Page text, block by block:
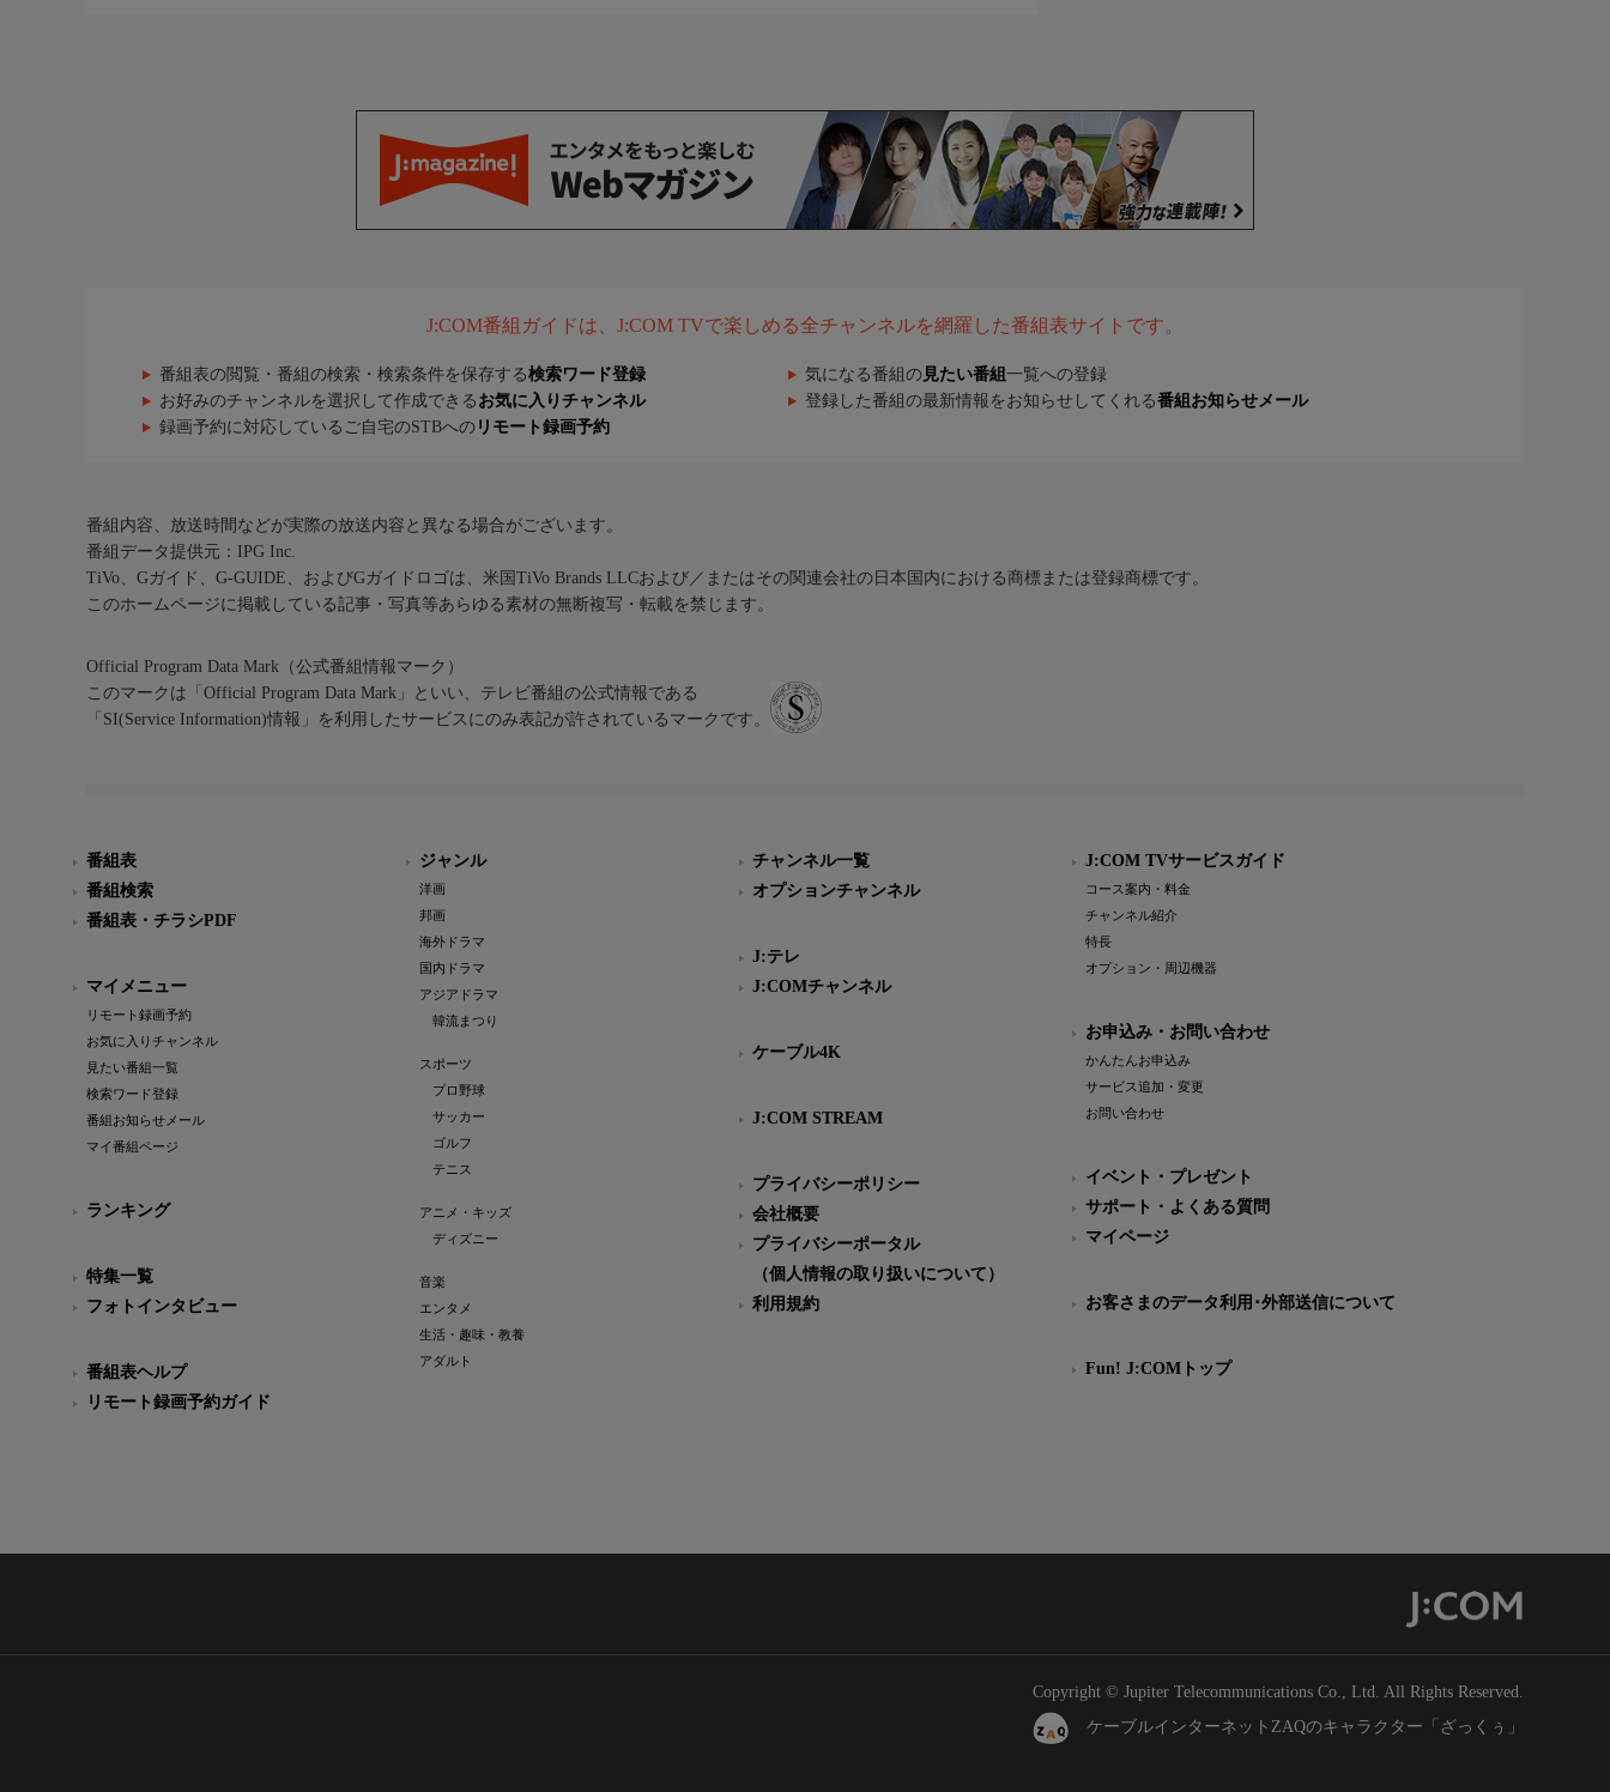
J:COM番組ガイドは、J:COM TVで楽しめる全チャンネルを網羅した番組表サイトです。
番組表の閲覧・番組の検索・検索条件を保存する検索ワード登録 気になる番組の 見たい番組 一覧への登録
お好みのチャンネルを選択して作成できる お気に入りチャンネル 登録した番組の最新情報をお知らせしてくれる番組お知らせメール
録画予約に対応しているご自宅のSTBへの リモート録画予約
番組内容、放送時間などが実際の放送内容と異なる場合がございます。
番組データ提供元：IPG Inc.
TiVo、Gガイド、G-GUIDE、およびGガイドロゴは、米国TiVo Brands LLCおよび／またはその関連会社の日本国内における商標または登録商標です。
このホームページに掲載している記事・写真等あらゆる素材の無断複写・転載を禁じます。
Official Program Data Mark（公式番組情報マーク）
このマークは「Official Program Data Mark」といい、テレビ番組の公式情報である
「SI(Service Information)情報」を利用したサービスにのみ表記が許されているマークです。
番組表
番組検索
番組表・チラシPDF
マイメニュー
リモート録画予約
お気に入りチャンネル
見たい番組一覧
検索ワード登録
番組お知らせメール
マイ番組ページ
ランキング
特集一覧
フォトインタビュー
番組表ヘルプ
リモート録画予約ガイド
ジャンル
洋画
邦画
海外ドラマ
国内ドラマ
アジアドラマ
韓流まつり
スポーツ
プロ野球
サッカー
ゴルフ
テニス
アニメ・キッズ
ディズニー
音楽
エンタメ
生活・趣味・教養
アダルト
チャンネル一覧
オプションチャンネル
J:テレ
J:COMチャンネル
ケーブル4K
J:COM STREAM
プライバシーポリシー
会社概要
プライバシーポータル
（個人情報の取り扱いについて）
利用規約
J:COM TVサービスガイド
コース案内・料金
チャンネル紹介
特長
オプション・周辺機器
お申込み・お問い合わせ
かんたんお申込み
サービス追加・変更
お問い合わせ
イベント・プレゼント
サポート・よくある質問
マイページ
お客さまのデータ利用･外部送信について
Fun! J:COMトップ
Copyright © Jupiter Telecommunications Co., Ltd. All Rights Reserved.
ケーブルインターネットZAQのキャラクター「ざっくぅ」